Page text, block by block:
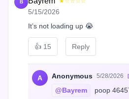
B
5/15/2026
It’s not loading up 😭
👍 15 Reply
A Anonymous 5/28/2026
@Bayrem poop